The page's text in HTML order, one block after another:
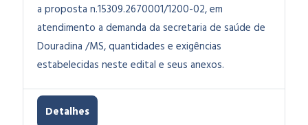
a proposta n.15309.2670001/1200-02, em
atendimento a demanda da secretaria de saúde de
Douradina /MS, quantidades e exigências
estabelecidas neste edital e seus anexos.
Detalhes